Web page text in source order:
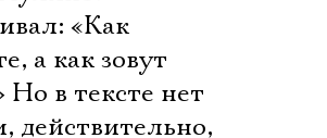
«Как
а как зовут
в тексте нет
действительно,